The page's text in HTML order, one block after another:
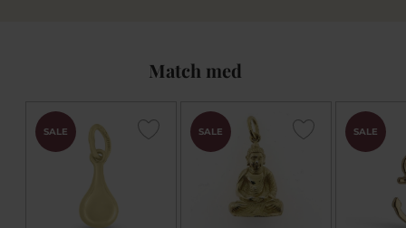
Match med
SALE SALE SALE